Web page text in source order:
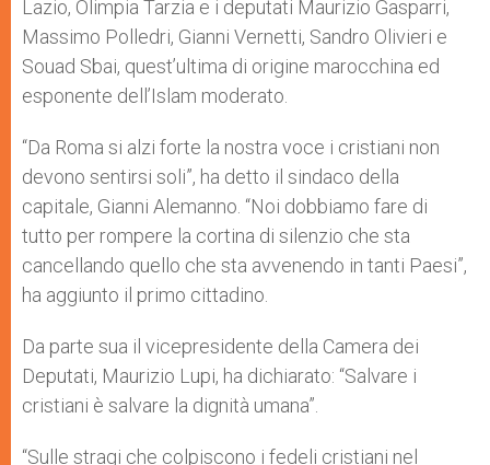
Lazio, Olimpia Tarzia e i deputati Maurizio Gasparri,
Massimo Polledri, Gianni Vernetti, Sandro Olivieri e
Souad Sbai, quest’ultima di origine marocchina ed
esponente dell’Islam moderato.
“Da Roma si alzi forte la nostra voce i cristiani non
devono sentirsi soli”, ha detto il sindaco della
capitale, Gianni Alemanno. “Noi dobbiamo fare di
tutto per rompere la cortina di silenzio che sta
cancellando quello che sta avvenendo in tanti Paesi”,
ha aggiunto il primo cittadino.
Da parte sua il vicepresidente della Camera dei
Deputati, Maurizio Lupi, ha dichiarato: “Salvare i
cristiani è salvare la dignità umana”.
“Sulle stragi che colpiscono i fedeli cristiani nel